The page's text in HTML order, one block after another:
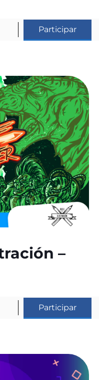
Participar
–
Participar